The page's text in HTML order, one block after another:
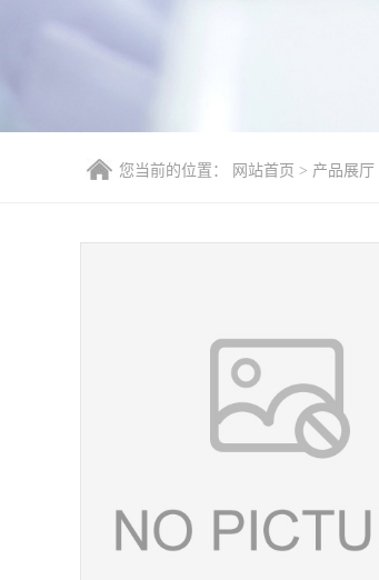
您当前的位置： 网站首页 > 产品展厅